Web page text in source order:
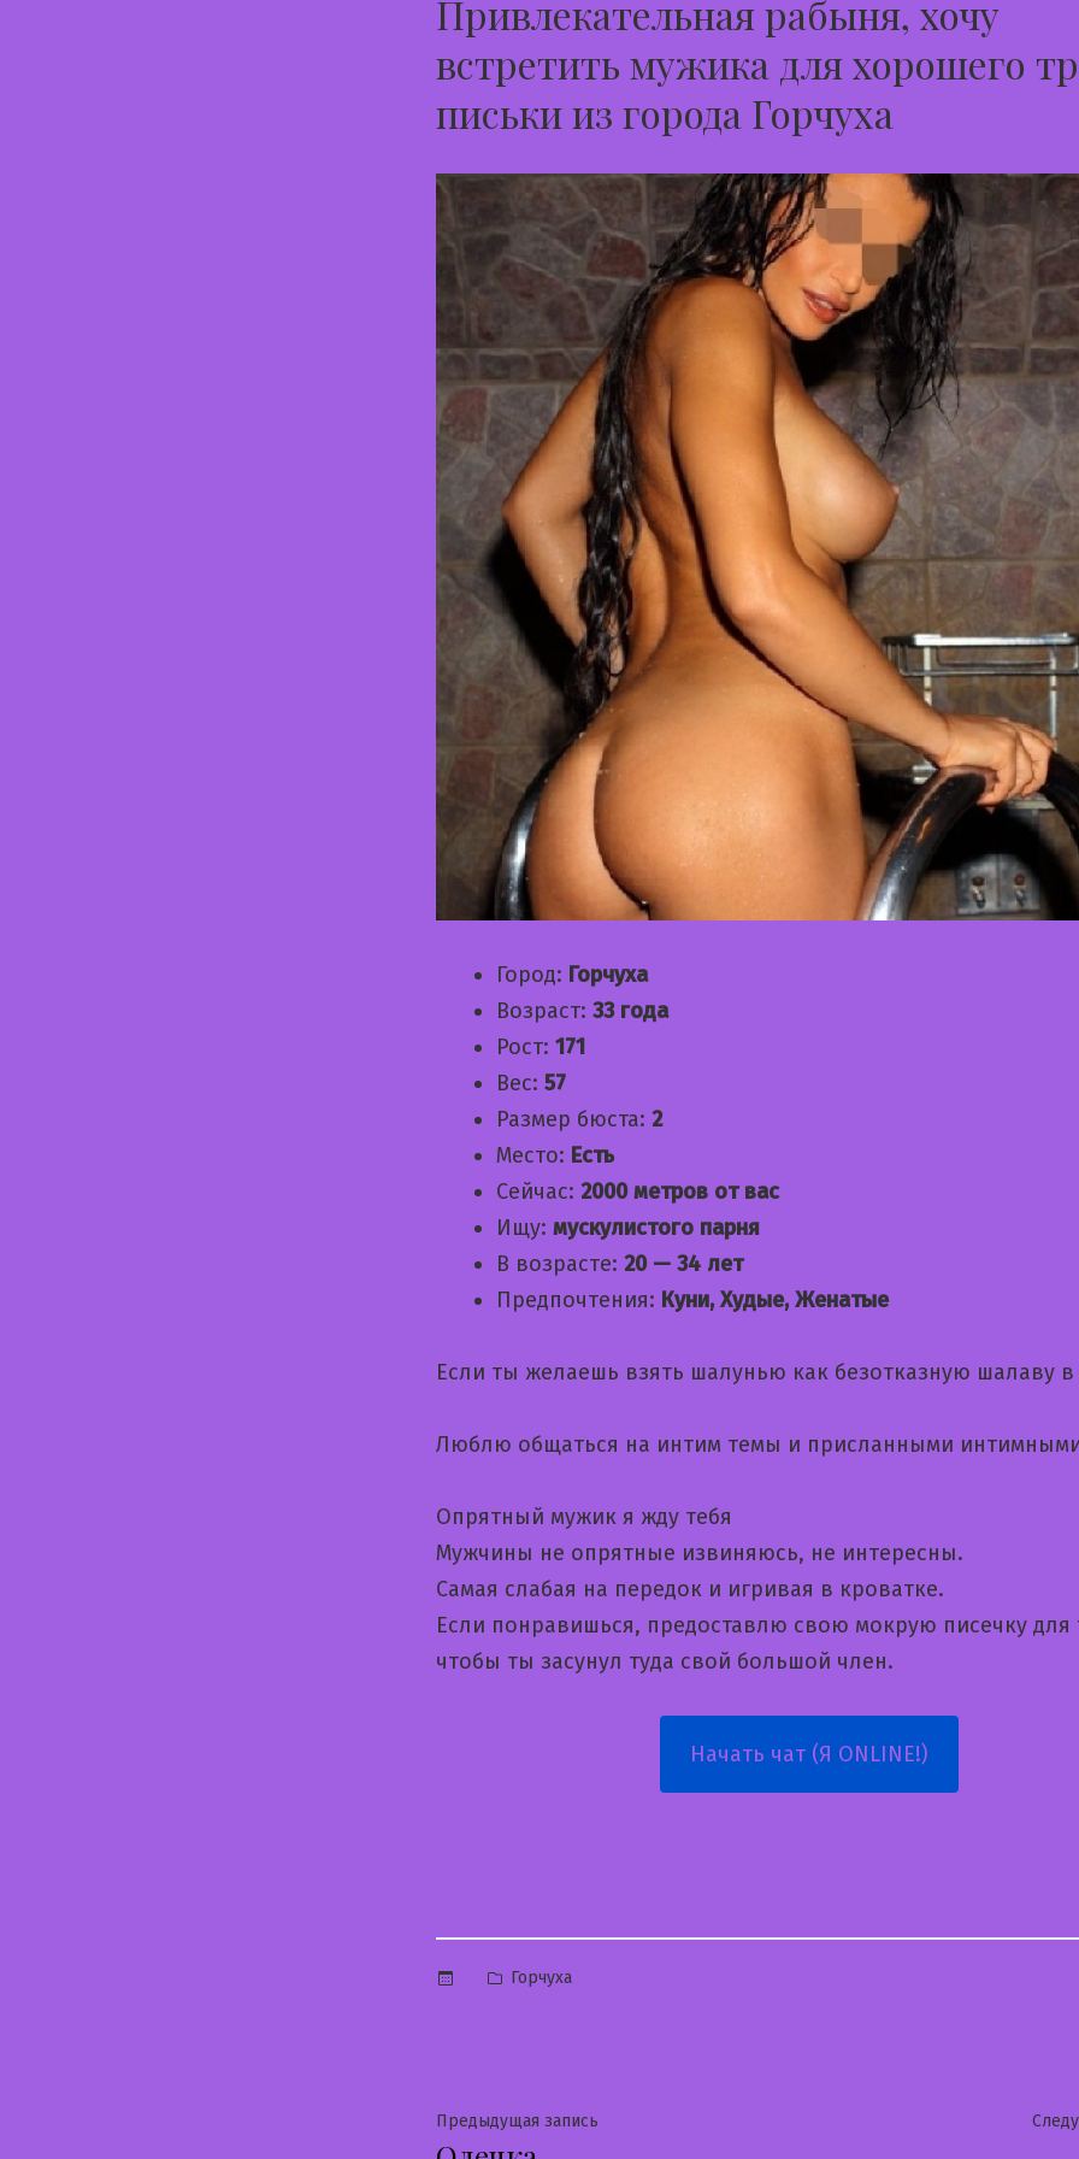
Привлекательная рабыня, хочу
встретить мужика для хорошего
письки из города Горчуха
Город: Горчуха
Возраст: 33 года
Рост: 171
Вес: 57
Размер бюста: 2
Место: Есть
Сейчас: 2000 метров от вас
Ищу: мускулистого парня
В возрасте: 20 — 34 лет
Предпочтения: Куни, Худые, Женатые
Если ты желаешь взять шалунью как безотказную шалаву в
Люблю общаться на интим темы и приcланными
Опрятный мужик я жду тебя
Мужчины не опрятные извиняюсь, не интересны.
Самая слабая на передок и игривая в кроватке.
Если понравишься, предоставлю свою мокрую писечку для
чтобы ты засунул туда свой большой член.
Начать чат (Я ONLINE!)
Опубликовано
Горчуха
Навигация
Предыдущая запись